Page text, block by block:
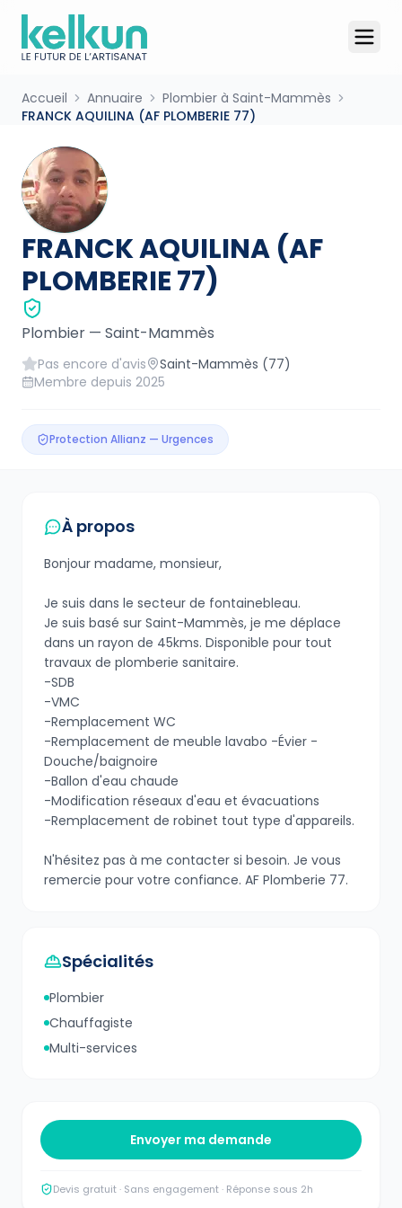
Accueil Annuaire
Plombier à Saint-Mammès
FRANCK AQUILINA (AF PLOMBERIE 77)
FRANCK AQUILINA (AF
PLOMBERIE 77)
Plombier — Saint-Mammès
Pas encore d'avis Saint-Mammès (77)
Membre depuis 2025
Protection Allianz — Urgences
À propos
Bonjour madame, monsieur,
Je suis dans le secteur de fontainebleau.
Je suis basé sur Saint-Mammès, je me déplace
dans un rayon de 45kms. Disponible pour tout
travaux de plomberie sanitaire.
-SDB
-VMC
-Remplacement WC
-Remplacement de meuble lavabo -Évier -
Douche/baignoire
-Ballon d'eau chaude
-Modification réseaux d'eau et évacuations
-Remplacement de robinet tout type d'appareils.
N'hésitez pas à me contacter si besoin. Je vous
remercie pour votre confiance. AF Plomberie 77.
Spécialités
Plombier
Chauffagiste
Multi-services
Envoyer ma demande
Devis gratuit · Sans engagement · Réponse sous 2h